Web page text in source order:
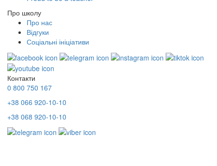
Про школу
Про нас
Відгуки
Соціальні ініціативи
Контакти
0 800 750 167
+38 066 920-10-10
+38 068 920-10-10